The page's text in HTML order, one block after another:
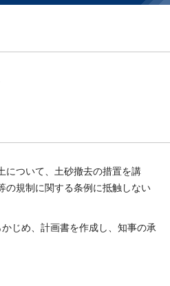
について、土砂撤去の措置を講
の規制に関する条例に抵触しない
じめ、計画書を作成し、知事の承